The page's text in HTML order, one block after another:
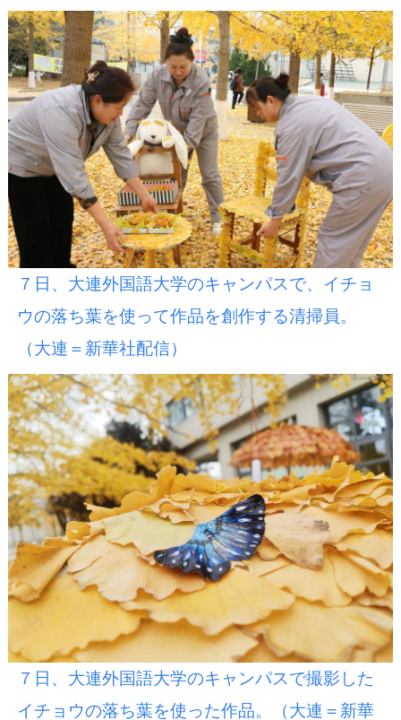
７日、大連外国語大学のキャンパスで、イチョ
ウの落ち葉を使って作品を創作する清掃員。
（大連＝新華社配信）
７日、大連外国語大学のキャンパスで撮影した
イチョウの落ち葉を使った作品。（大連＝新華